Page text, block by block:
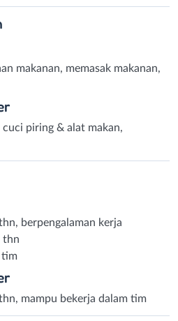
makanan, memasak makanan,
piring & alat makan,
berpengalaman kerja
thn
tim
mampu bekerja dalam tim